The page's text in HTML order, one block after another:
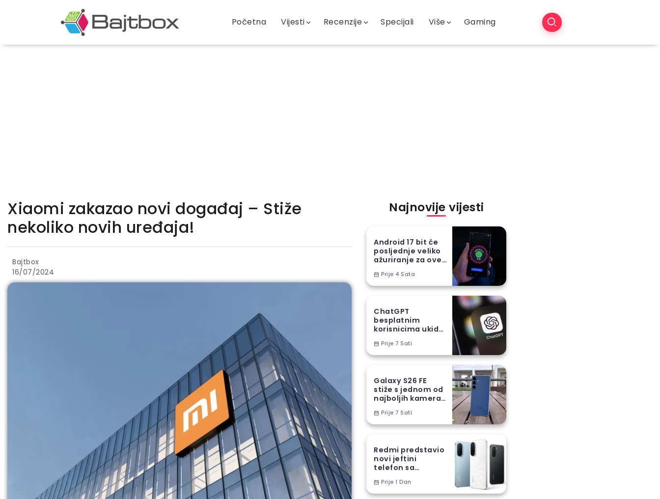
Početna Vijesti Recenzije Specijali Više Gaming
Xiaomi zakazao novi događaj – Stiže
nekoliko novih uređaja!
Bajtbox
16/07/2024
Najnovije vijesti
Android 17 bit će
posljednje veliko
ažuriranje za ove
Prije 4 Sata
ChatGPT
besplatnim
korisnicima ukida
ograničenja
Prije 7 Sati
Galaxy S26 FE
stiže s jednom od
najboljih kamera
serije
Prije 7 Sati
Redmi predstavio
novi jeftini
telefon sa
baterijom
Prije 1 Dan